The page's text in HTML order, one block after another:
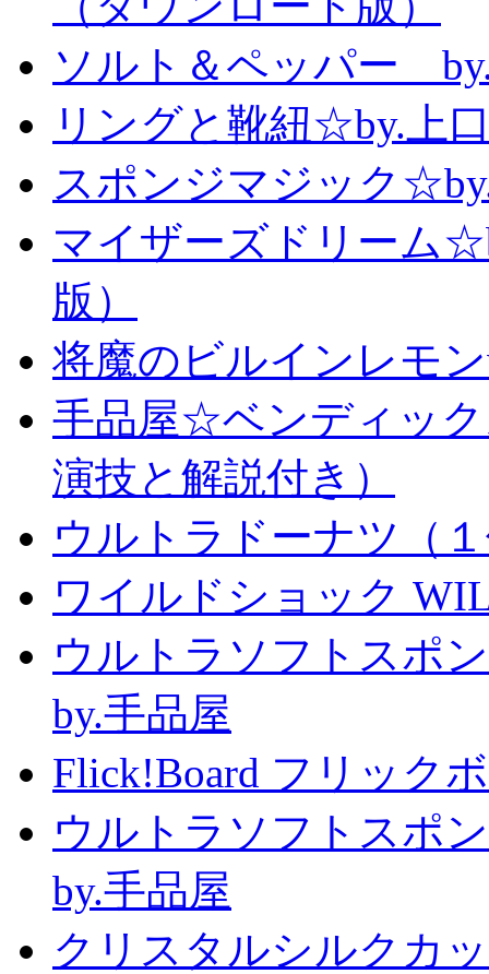
ソルト＆ペッパー
リングと靴紐☆by.上
スポンジマジック
マイザーズドリーム
版）
将魔のビルインレモ
手品屋☆ベンディッ
演技と解説付き）
ウルトラドーナツ（
ワイルドショック
ウルトラソフトスポ
by.手品屋
Flick!Board フリック
ウルトラソフトスポ
by.手品屋
クリスタルシルクカ